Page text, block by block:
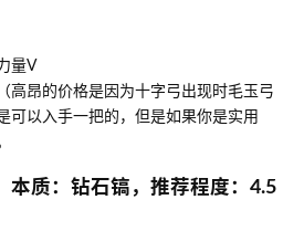
量V
高昂的价格是因为十字弓出现时毛玉弓
可以入手一把的，但是如果你是实用
本质：钻石镐，推荐程度：4.5